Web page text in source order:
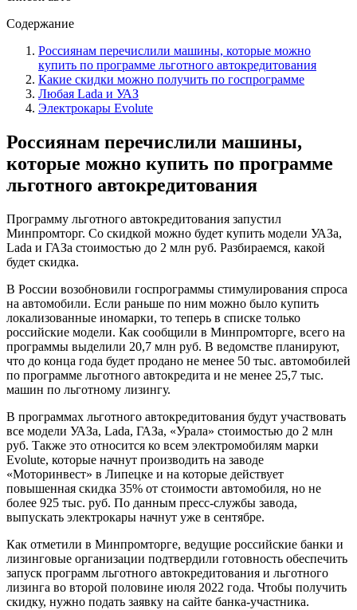
Содержание
Россиянам перечислили машины, которые можно
купить по программе льготного автокредитования
Какие скидки можно получить по госпрограмме
Любая Lada и УАЗ
Электрокары Evolute
Россиянам перечислили машины,
которые можно купить по программе
льготного автокредитования
Программу льготного автокредитования запустил
Минпромторг. Со скидкой можно будет купить модели УАЗа,
Lada и ГАЗа стоимостью до 2 млн руб. Разбираемся, какой
будет скидка.
В России возобновили госпрограммы стимулирования спроса
на автомобили. Если раньше по ним можно было купить
локализованные иномарки, то теперь в списке только
российские модели. Как сообщили в Минпромторге, всего на
программы выделили 20,7 млн руб. В ведомстве планируют,
что до конца года будет продано не менее 50 тыс. автомобилей
по программе льготного автокредита и не менее 25,7 тыс.
машин по льготному лизингу.
В программах льготного автокредитования будут участвовать
все модели УАЗа, Lada, ГАЗа, «Урала» стоимостью до 2 млн
руб. Также это относится ко всем электромобилям марки
Evolute, которые начнут производить на заводе
«Моторинвест» в Липецке и на которые действует
повышенная скидка 35% от стоимости автомобиля, но не
более 925 тыс. руб. По данным пресс-службы завода,
выпускать электрокары начнут уже в сентябре.
Как отметили в Минпромторге, ведущие российские банки и
лизинговые организации подтвердили готовность обеспечить
запуск программ льготного автокредитования и льготного
лизинга во второй половине июля 2022 года. Чтобы получить
скидку, нужно подать заявку на сайте банка-участника.